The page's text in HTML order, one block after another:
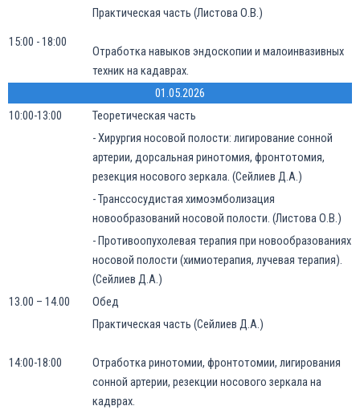
15:00 - 18:00
Практическая часть (Листова О.В.)
Отработка навыков эндоскопии и малоинвазивных
техник на кадаврах.
01.05.2026
10:00-13:00
Теоретическая часть
- Хирургия носовой полости: лигирование сонной
артерии, дорсальная ринотомия, фронтотомия,
резекция носового зеркала. (Сейлиев Д.А.)
- Транссосудистая химоэмболизация
новообразований носовой полости. (Листова О.В.)
- Противоопухолевая терапия при новообразованиях
носовой полости (химиотерапия, лучевая терапия).
(Сейлиев Д.А.)
13.00 – 14.00
Обед
14:00-18:00
Практическая часть (Сейлиев Д.А.)
Отработка ринотомии, фронтотомии, лигирования
сонной артерии, резекции носового зеркала на
кадврах.